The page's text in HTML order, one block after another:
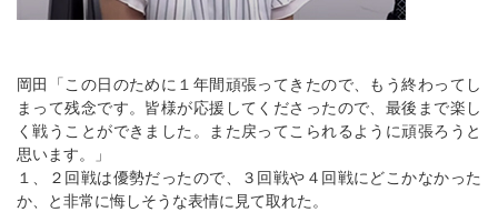
岡田「この日のために１年間頑張ってきたので、もう終わってし
まって残念です。皆様が応援してくださったので、最後まで楽し
く戦うことができました。また戻ってこられるように頑張ろうと
思います。」
１、２回戦は優勢だったので、３回戦や４回戦にどこかなかった
か、と非常に悔しそうな表情に見て取れた。